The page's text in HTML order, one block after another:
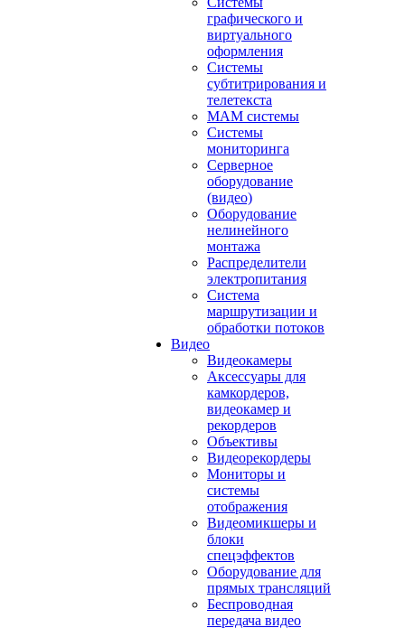
графического и
виртуального
оформления
Системы
субтитрирования и
телетекста
MAM системы
Системы
мониторинга
Серверное
оборудование
(видео)
Оборудование
нелинейного
монтажа
Распределители
электропитания
Система
маршрутизации и
обработки потоков
Видео
Видеокамеры
Аксессуары для
камкордеров,
видеокамер и
рекордеров
Объективы
Видеорекордеры
Мониторы и
системы
отображения
Видеомикшеры и
блоки
спецэффектов
Оборудование для
прямых трансляций
Беспроводная
передача видео